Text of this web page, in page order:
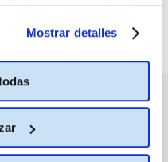
Mostrar detalles